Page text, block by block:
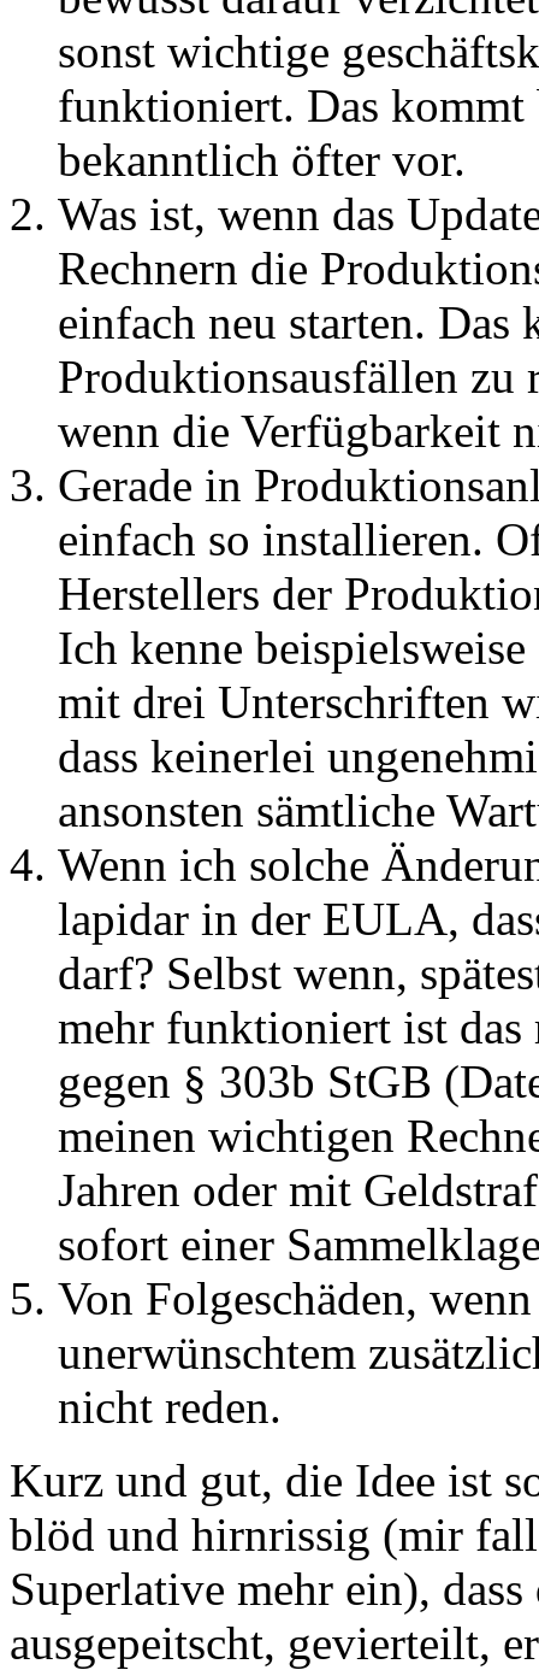
sonst wichtige
funktioniert. Das
bekanntlich öfter vor.
Was ist, wenn das
Rechnern die
einfach neu starten. Das
Produktionsausfällen zu
wenn die Verfügbarkeit
Gerade in
einfach so installieren.
Herstellers der
Ich kenne
mit drei Unterschriften
dass keinerlei
ansonsten sämtliche
Wenn ich solche
lapidar in der EULA,
darf? Selbst wenn,
mehr funktioniert ist das
gegen § 303b StGB
meinen wichtigen
Jahren oder mit
sofort einer
Von Folgeschäden,
unerwünschtem
nicht reden.
Kurz und gut, die Idee ist
blöd und hirnrissig (mir
Superlative mehr ein),
ausgepeitscht, gevierteilt,